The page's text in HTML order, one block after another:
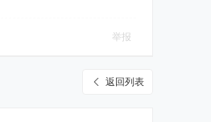
举报
返回列表